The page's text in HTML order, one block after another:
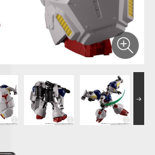
サンリオキャラクタ
キャラデコ